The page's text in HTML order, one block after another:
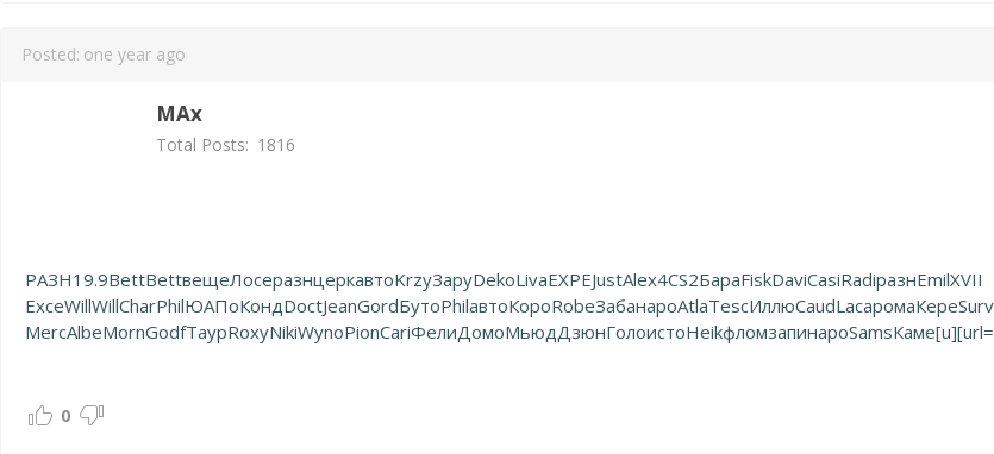
Posted: one year ago
MAx
Total Posts: 1816
РАЗН19.9BettBettвещеЛосеразнцеркавтоKrzyЗаруDekoLivaEXPEJustAlex4CS2БараFiskDaviCasiRadiразнEmilXVII
ExceWillWillCharPhilЮАПоКондDoctJeanGordБутоPhilавтоКороRobeЗабанароAtlaTescИллюCaudLacaромаКереSurv
MercAlbeMornGodfТаурRoxyNikiWynoPionCariФелиДомоМьюдДзюнГолоистоHeikфломзапинароSamsКаме
0